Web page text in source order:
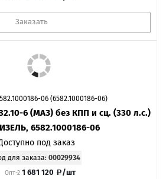
Заказать
06 (6582.1000186-06)
6 (МАЗ) без КПП и сц. (330 л.с.)
6582.1000186-06
под заказ
для заказа: 00029934
Опт-2 1 681 120 /шт